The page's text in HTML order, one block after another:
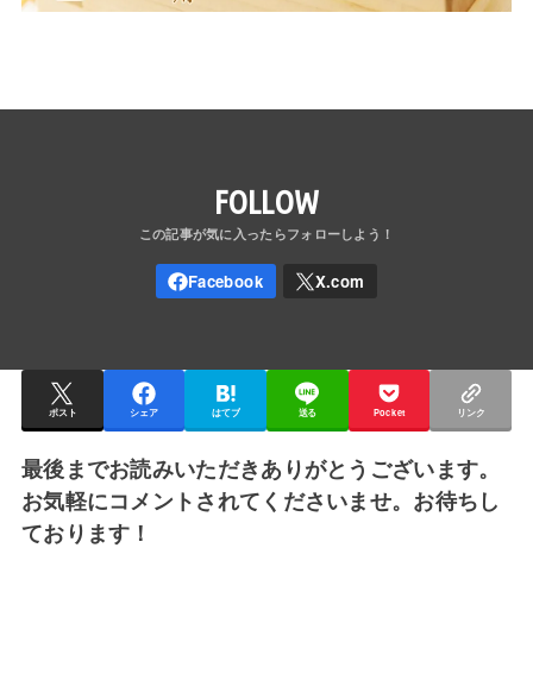
FOLLOW
ポスト シェア はてブ 送る Pocket リンク
最後までお読みいただきありがとうございます。
お気軽にコメントされてくださいませ。お待ちし
ております！